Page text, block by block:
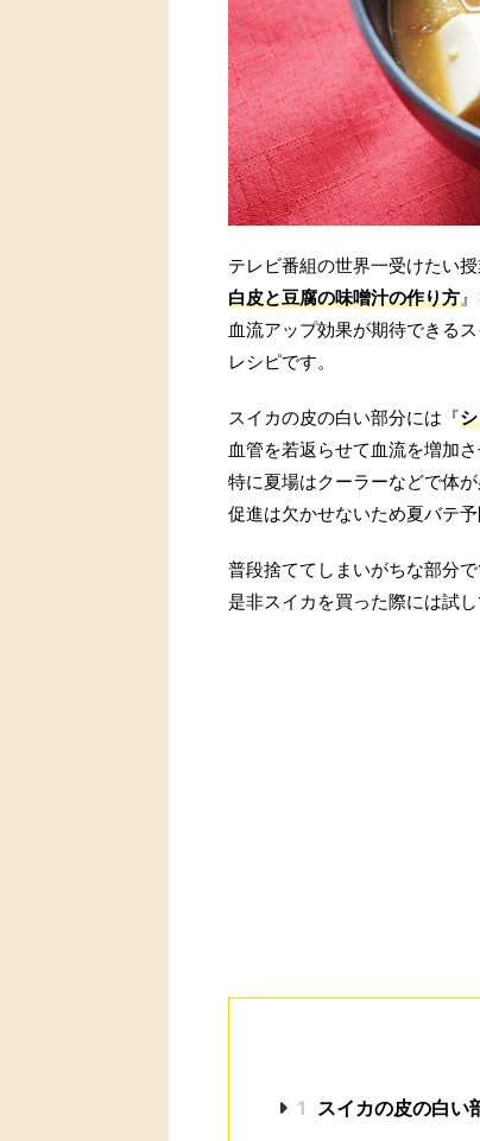
テレビ番組の世界一受けたい
白皮と豆腐の味噌汁の作り方
血流アップ効果が期待できる
レシピです。
スイカの皮の白い部分には『
血管を若返らせて血流を増加
特に夏場はクーラーなどで体
促進は欠かせないため夏バテ予
普段捨ててしまいがちな部分
是非スイカを買った際には試し
1 スイカの皮の白い